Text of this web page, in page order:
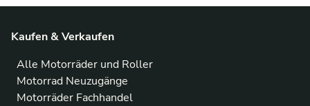
Kaufen & Verkaufen
Alle Motorräder und Roller
Motorrad Neuzugänge
Motorräder Fachhandel